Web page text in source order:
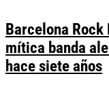
Barcelona Rock
mítica banda
hace siete años